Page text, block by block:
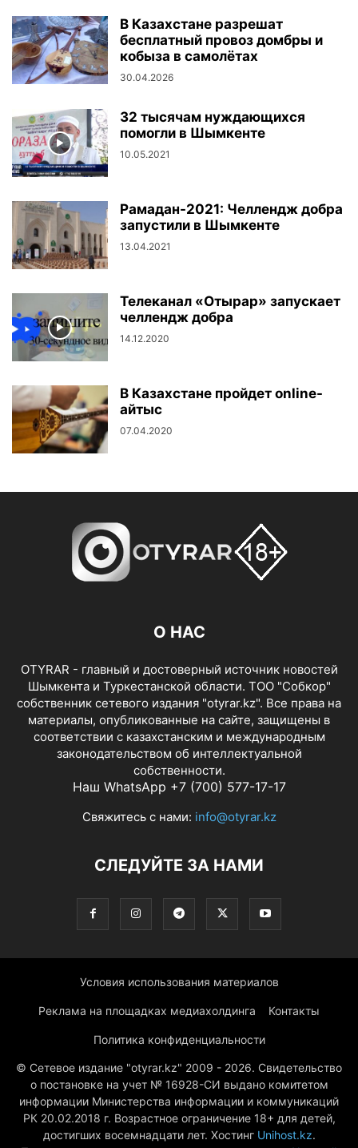
В Казахстане разрешат
бесплатный провоз домбры и
кобыза в самолётах
30.04.2026
32 тысячам нуждающихся
помогли в Шымкенте
10.05.2021
Рамадан-2021: Челлендж добра
запустили в Шымкенте
13.04.2021
Телеканал «Отырар» запускает
челлендж добра
14.12.2020
В Казахстане пройдет online-
айтыс
07.04.2020
О НАС
OTYRAR - главный и достоверный источник новостей
Шымкента и Туркестанской области. ТОО "Собкор"
собственник сетевого издания "otyrar.kz". Все права на
материалы, опубликованные на сайте, защищены в
соответствии с казахстанским и международным
законодательством об интеллектуальной
собственности.
Наш WhatsApp +7 (700) 577-17-17
Свяжитесь с нами: info@otyrar.kz
СЛЕДУЙТЕ ЗА НАМИ
Условия использования материалов
Реклама на площадках медиахолдинга Контакты
Политика конфиденциальности
© Сетевое издание "otyrar.kz" 2009 - 2026. Свидетельство
о постановке на учет № 16928-СИ выдано комитетом
информации Министерства информации и коммуникаций
РК 20.02.2018 г. Возрастное ограничение 18+ для детей,
достигших восемнадцати лет. Хостинг Unihost.kz.